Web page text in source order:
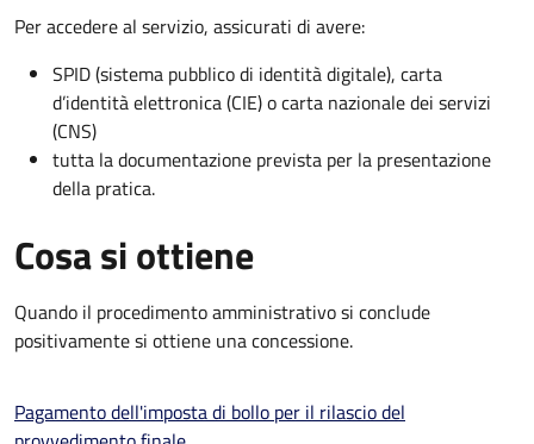
Per accedere al servizio, assicurati di avere:
SPID (sistema pubblico di identità digitale), carta
d’identità elettronica (CIE) o carta nazionale dei servizi
(CNS)
tutta la documentazione prevista per la presentazione
della pratica.
Cosa si ottiene
Quando il procedimento amministrativo si conclude
positivamente si ottiene una concessione.
Pagamento dell'imposta di bollo per il rilascio del